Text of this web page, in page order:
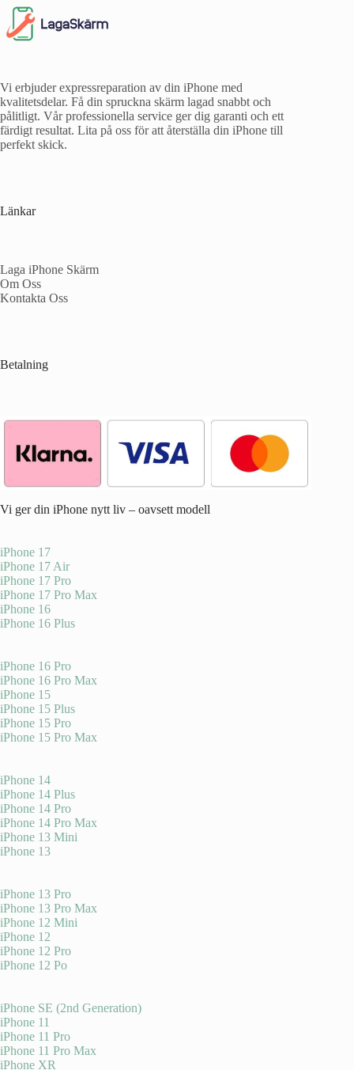
Vi erbjuder expressreparation av din iPhone med
kvalitetsdelar. Få din spruckna skärm lagad snabbt och
pålitligt. Vår professionella service ger dig garanti och ett
färdigt resultat. Lita på oss för att återställa din iPhone till
perfekt skick.
Länkar
Laga iPhone Skärm
Om Oss
Kontakta Oss
Betalning
Vi ger din iPhone nytt liv – oavsett modell
iPhone 17
iPhone 17 Air
iPhone 17 Pro
iPhone 17 Pro Max
iPhone 16
iPhone 16 Plus
iPhone 16 Pro
iPhone 16 Pro Max
iPhone 15
iPhone 15 Plus
iPhone 15 Pro
iPhone 15 Pro Max
iPhone 14
iPhone 14 Plus
iPhone 14 Pro
iPhone 14 Pro Max
iPhone 13 Mini
iPhone 13
iPhone 13 Pro
iPhone 13 Pro Max
iPhone 12 Mini
iPhone 12
iPhone 12 Pro
iPhone 12 Po
iPhone SE (2nd Generation)
iPhone 11
iPhone 11 Pro
iPhone 11 Pro Max
iPhone XR